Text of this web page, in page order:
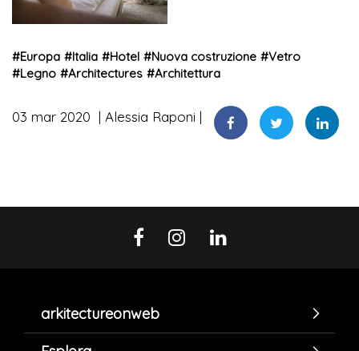
#Europa #Italia #Hotel #Nuova costruzione #Vetro
#Legno #Architectures #Architettura
03 mar 2020 Alessia Raponi
arkitectureonweb